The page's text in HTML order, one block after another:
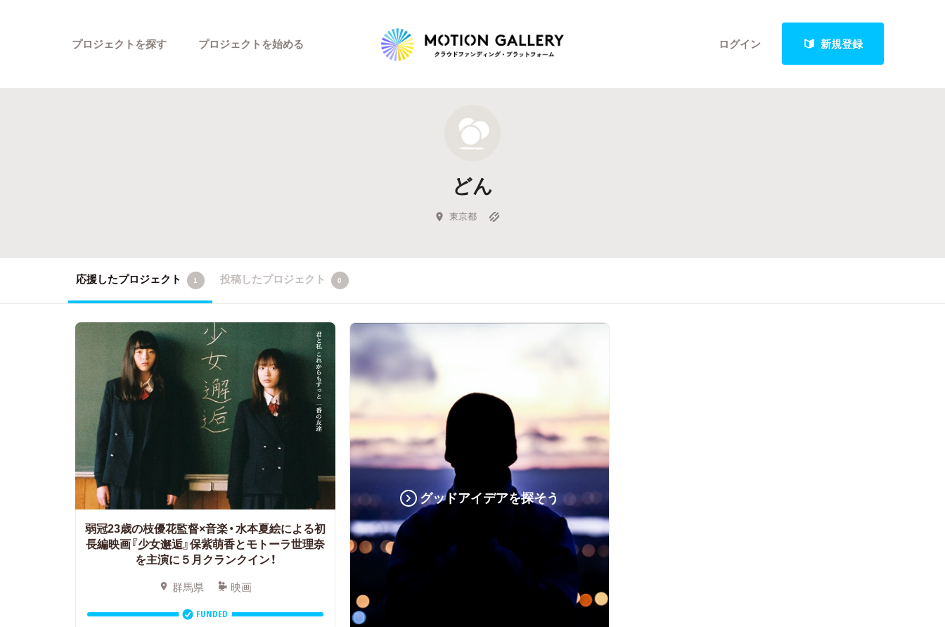
ログイン 新規登録
プロジェクトを探す
新着プロジェクト
Feature
キュレーターから探す
プロジェクトを始める
どん
東京都
応援したプロジェクト 1 投稿したプロジェクト 0
弱冠23歳の枝優花監督×音楽・水本夏絵による初
長編映画『少女邂逅』保紫萌香とモトーラ世理奈
を主演に５月クランクイン！
群馬県 映画
FUNDED
グッドアイデアを探そう